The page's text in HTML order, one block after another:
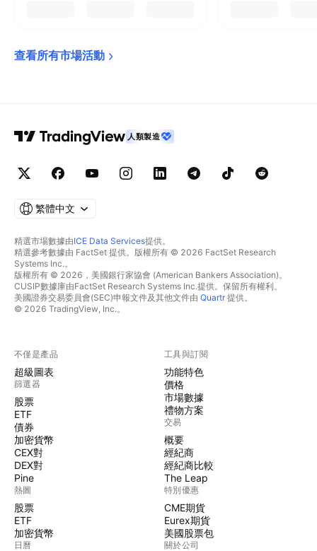
查看所有市場活動
人類製造
繁體中文
精選市場數據由ICE Data Services提供。
精選參考數據由 FactSet 提供。版權所有 © 2026 FactSet Research
Systems Inc.。
版權所有 © 2026，美國銀行家協會 (American Bankers Association)。
CUSIP數據庫由FactSet Research Systems Inc.提供。保留所有權利。
美國證券交易委員會(SEC)申報文件及其他文件由 Quartr提供。
© 2026 TradingView, Inc.。
不僅是產品
超級圖表
篩選器
股票
ETF
債券
加密貨幣
CEX對
DEX對
Pine
熱圖
股票
ETF
加密貨幣
日曆
工具與訂閱
功能特色
價格
市場數據
禮物方案
交易
概要
經紀商
經紀商比較
The Leap
特別優惠
CME期貨
Eurex期貨
美國股票包
關於公司